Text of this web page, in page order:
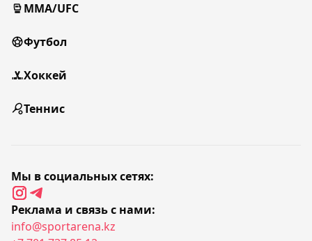
MMA/UFC
Футбол
Хоккей
Теннис
Мы в социальных сетях:
Реклама и связь с нами:
info@sportarena.kz